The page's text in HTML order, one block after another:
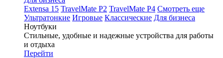
Extensa 15 TravelMate P2 TravelMate P4 Смотреть еще
Ультратонкие Игровые Классические Для бизнеса
Ноутбуки
Стильные, удобные и надежные устройства для работы
и отдыха
Перейти